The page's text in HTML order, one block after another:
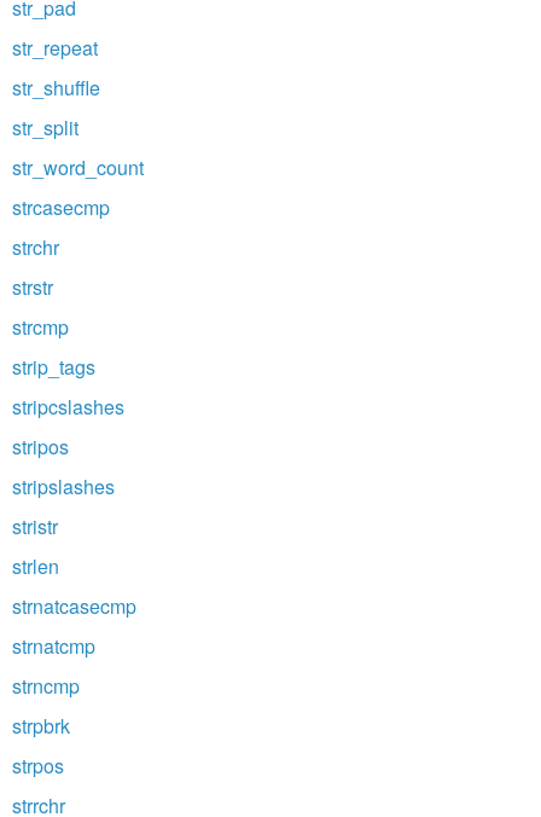
str_pad
str_repeat
str_shuffle
str_split
str_word_count
strcasecmp
strchr
strstr
strcmp
strip_tags
stripcslashes
stripos
stripslashes
stristr
strlen
strnatcasecmp
strnatcmp
strncmp
strpbrk
strpos
strrchr